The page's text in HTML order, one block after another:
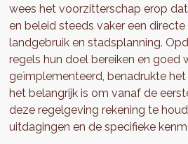
wees het voorzitterschap erop
en beleid steeds vaker een
landgebruik en stadsplanning.
regels hun doel bereiken en goed
geïmplementeerd, benadrukte
het belangrijk is om vanaf de
deze regelgeving rekening te
uitdagingen en de specifieke